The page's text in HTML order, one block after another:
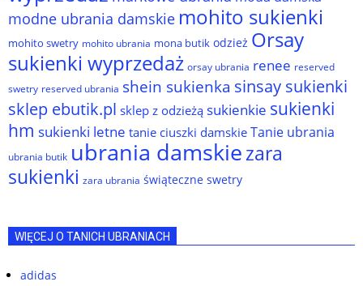
modne ubrania damskie mohito sukienki
mohito swetry mohito ubrania mona butik odzież Orsay
sukienki wyprzedaż orsay ubrania renee reserved
swetry reserved ubrania shein sukienka sinsay sukienki
sklep ebutik.pl sklep z odzieżą sukienkie sukienki
hm sukienki letne tanie ciuszki damskie Tanie ubrania
ubrania butik ubrania damskiezara
sukienki zara ubrania świąteczne swetry
WIĘCEJ O TANICH UBRANIACH
adidas